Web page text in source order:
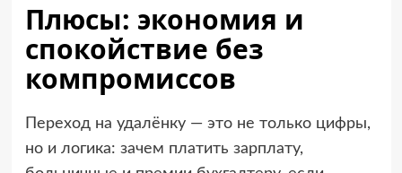
Плюсы: экономия и
спокойствие без
компромиссов
Переход на удалёнку — это не только цифры,
но и логика: зачем платить зарплату,